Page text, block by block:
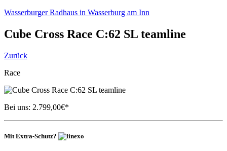
Wasserburger Radhaus in Wasserburg am Inn
Cube Cross Race C:62 SL teamline
Zurück
Race
Bei uns: 2.799,00€*
Mit Extra-Schutz?